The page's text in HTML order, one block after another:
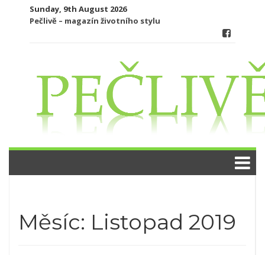
Sunday, 9th August 2026
Pečlivě – magazín životního stylu
Měsíc: Listopad 2019